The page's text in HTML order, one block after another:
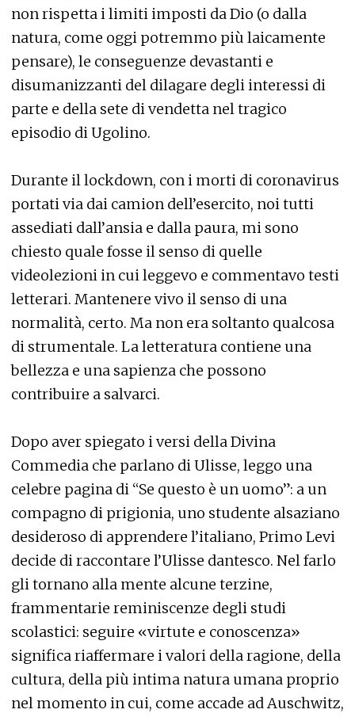
non rispetta i limiti imposti da Dio (o dalla
natura, come oggi potremmo più laicamente
pensare), le conseguenze devastanti e
disumanizzanti del dilagare degli interessi di
parte e della sete di vendetta nel tragico
episodio di Ugolino.
Durante il lockdown, con i morti di coronavirus
portati via dai camion dell’esercito, noi tutti
assediati dall’ansia e dalla paura, mi sono
chiesto quale fosse il senso di quelle
videolezioni in cui leggevo e commentavo testi
letterari. Mantenere vivo il senso di una
normalità, certo. Ma non era soltanto qualcosa
di strumentale. La letteratura contiene una
bellezza e una sapienza che possono
contribuire a salvarci.
Dopo aver spiegato i versi della Divina
Commedia che parlano di Ulisse, leggo una
celebre pagina di “Se questo è un uomo”: a un
compagno di prigionia, uno studente alsaziano
desideroso di apprendere l’italiano, Primo Levi
decide di raccontare l’Ulisse dantesco. Nel farlo
gli tornano alla mente alcune terzine,
frammentarie reminiscenze degli studi
scolastici: seguire «virtute e conoscenza»
significa riaffermare i valori della ragione, della
cultura, della più intima natura umana proprio
nel momento in cui, come accade ad Auschwitz,